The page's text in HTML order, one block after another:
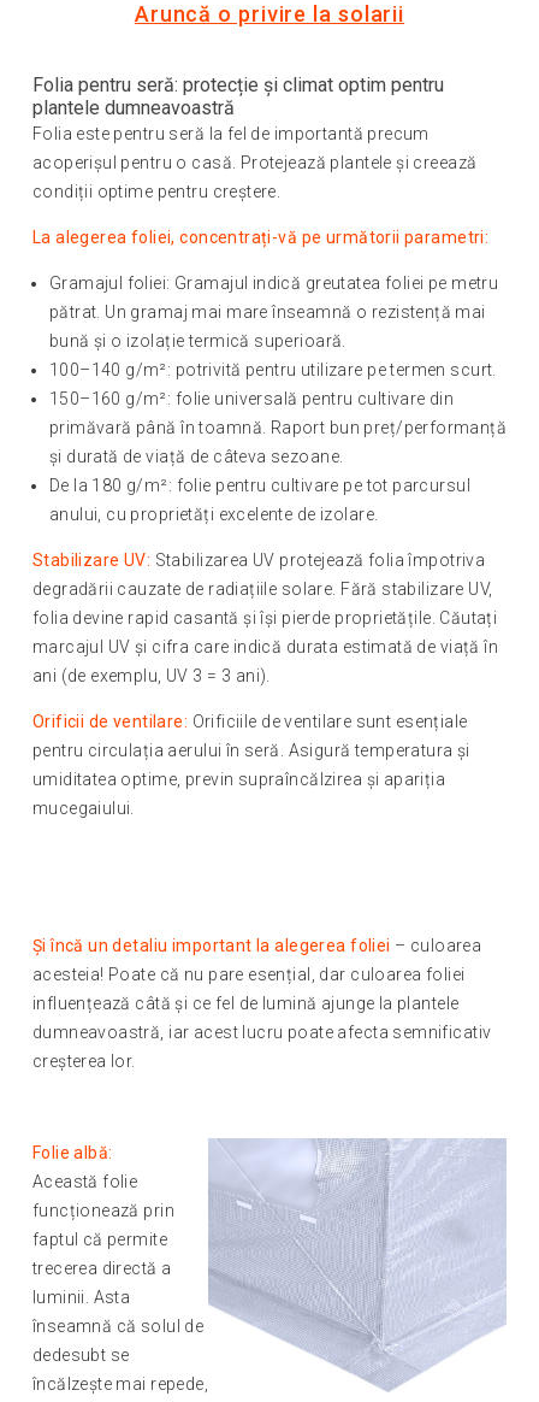
Aruncă o privire la solarii
Folia pentru seră: protecție și climat optim pentru
plantele dumneavoastră
Folia este pentru seră la fel de importantă precum
acoperișul pentru o casă. Protejează plantele și creează
condiții optime pentru creștere.
La alegerea foliei, concentrați-vă pe următorii parametri:
Gramajul foliei: Gramajul indică greutatea foliei pe metru
pătrat. Un gramaj mai mare înseamnă o rezistență mai
bună și o izolație termică superioară.
100–140 g/m²: potrivită pentru utilizare pe termen scurt.
150–160 g/m²: folie universală pentru cultivare din
primăvară până în toamnă. Raport bun preț/performanță
și durată de viață de câteva sezoane.
De la 180 g/m²: folie pentru cultivare pe tot parcursul
anului, cu proprietăți excelente de izolare.
Stabilizare UV: Stabilizarea UV protejează folia împotriva
degradării cauzate de radiațiile solare. Fără stabilizare UV,
folia devine rapid casantă și își pierde proprietățile. Căutați
marcajul UV și cifra care indică durata estimată de viață în
ani (de exemplu, UV 3 = 3 ani).
Orificii de ventilare: Orificiile de ventilare sunt esențiale
pentru circulația aerului în seră. Asigură temperatura și
umiditatea optime, previn supraîncălzirea și apariția
mucegaiului.
Și încă un detaliu important la alegerea foliei – culoarea
acesteia! Poate că nu pare esențial, dar culoarea foliei
influențează câtă și ce fel de lumină ajunge la plantele
dumneavoastră, iar acest lucru poate afecta semnificativ
creșterea lor.
Folie albă:
Această folie
funcționează prin
faptul că permite
trecerea directă a
luminii. Asta
înseamnă că solul de
dedesubt se
încălzește mai repede,